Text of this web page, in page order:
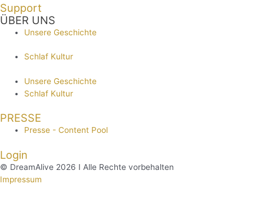
Support
ÜBER UNS
Unsere Geschichte
Schlaf Kultur
Unsere Geschichte
Schlaf Kultur
PRESSE
Presse - Content Pool
Login
© DreamAlive 2026 I Alle Rechte vorbehalten
Impressum